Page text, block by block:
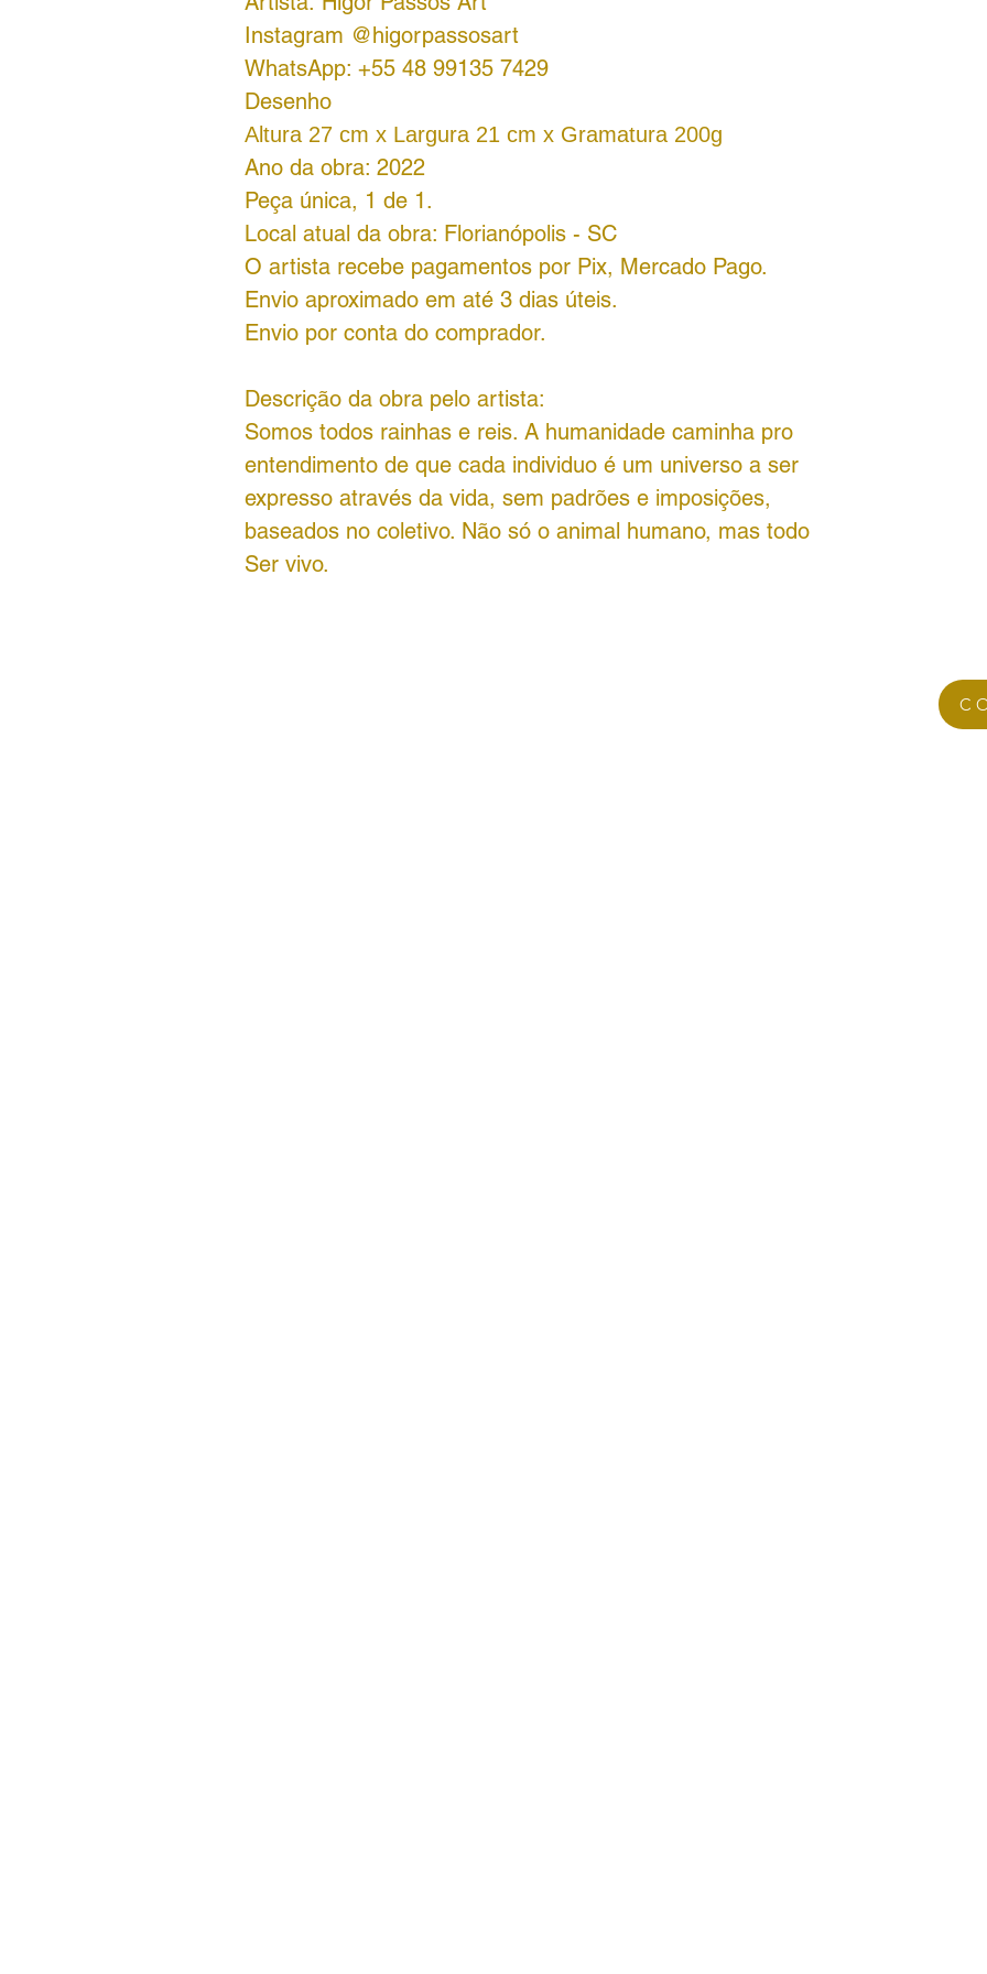
Instagram @higorpassosart
WhatsApp: +55 48 99135 7429
Desenho
Altura 27 cm x Largura 21 cm x Gramatura 200g
Ano da obra: 2022
Peça única, 1 de 1.
Local atual da obra: Florianópolis - SC
O artista recebe pagamentos por Pix, Mercado Pago.
Envio aproximado em até 3 dias úteis.
Envio por conta do comprador.
Descrição da obra pelo artista:
Somos todos rainhas e reis. A humanidade caminha pro
entendimento de que cada individuo é um universo a ser
expresso através da vida, sem padrões e imposições,
baseados no coletivo. Não só o animal humano, mas todo
Ser vivo.